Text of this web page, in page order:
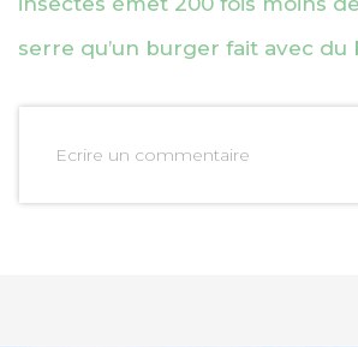
serre qu’un burger fait avec du
Ecrire un commentaire